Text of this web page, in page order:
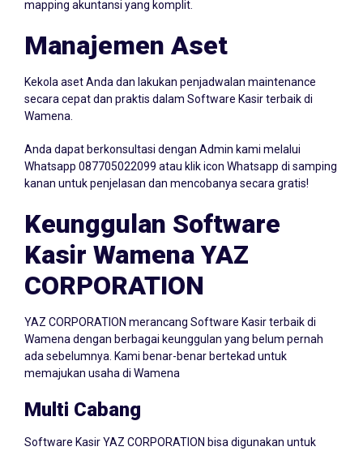
Manajemen Aset
secara cepat dan praktis dalam Software Kasir terbaik di
Wamena.
Whatsapp087705022099 atau klik icon Whatsapp di samping
kanan untuk penjelasan dan mencobanya secara gratis!
Keunggulan Software
Kasir Wamena YAZ
CORPORATION
Wamena dengan berbagai keunggulan yang belum pernah
ada sebelumnya. Kami benar-benar bertekad untuk
memajukan usaha di Wamena
semua cabang Anda, kini tidak perlu banyak software apalagi